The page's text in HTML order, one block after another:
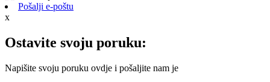
Pošalji e-poštu
x
Ostavite svoju poruku:
Napišite svoju poruku ovdje i pošaljite nam je